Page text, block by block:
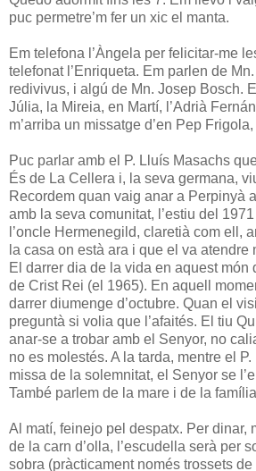
puc permetre’m fer un xic el manta.
Em telefona l’Àngela per felicitar-me
telefonat l’Enriqueta. Em parlen de
redivivus, i algú de Mn. Josep Bosch.
Júlia, la Mireia, en Martí, l’Adrià
m’arriba un missatge d’en Pep
Puc parlar amb el P. Lluís Masachs
És de La Cellera i, la seva germana,
Recordem quan vaig anar a Perpinyà
amb la seva comunitat, l’estiu del
l’oncle Hermenegild, claretià com ell,
la casa on està ara i que el va atendre
El darrer dia de la vida en aquest món
de Crist Rei (el 1965). En aquell
darrer diumenge d’octubre. Quan el
preguntà si volia que l’afaités. El tiu
anar-se a trobar amb el Senyor, no
no es molestés. A la tarda, mentre el
missa de la solemnitat, el Senyor se
També parlem de la mare i de la
Al matí, feinejo pel despatx. Per dinar,
de la carn d’olla, l’escudella serà per
sobra (pràcticament només trossets de